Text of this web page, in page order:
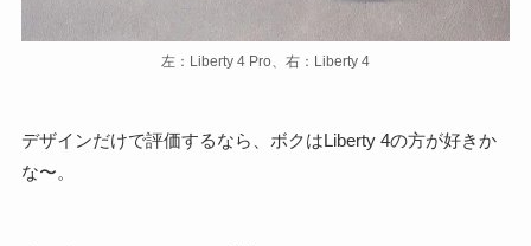
左：Liberty 4 Pro、右：Liberty 4
デザインだけで評価するなら、ボクはLiberty 4の方が好きか
な〜。